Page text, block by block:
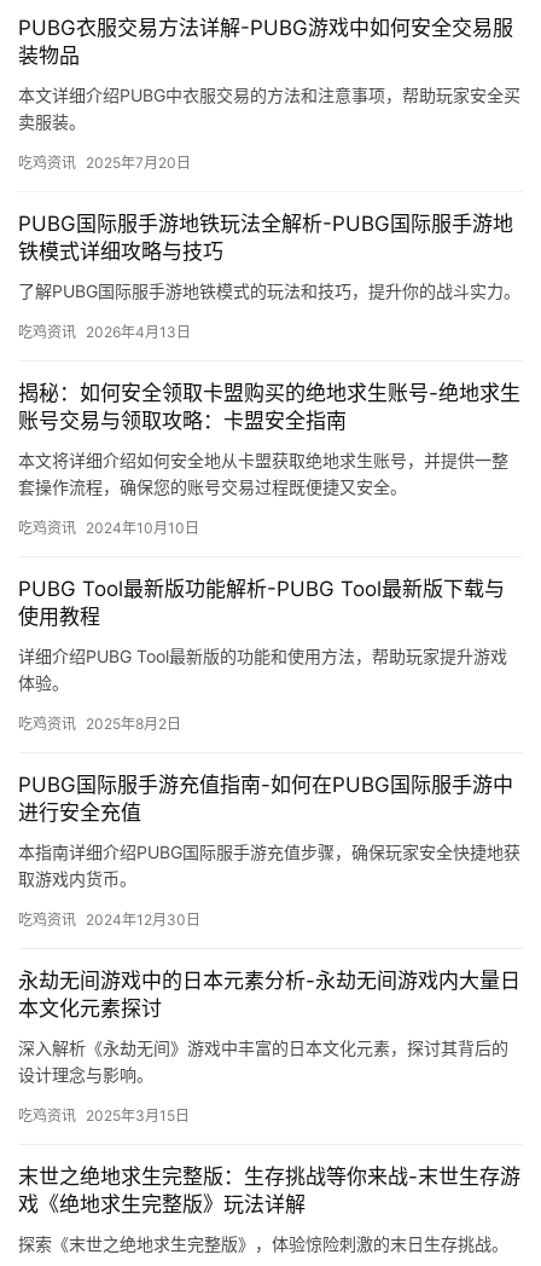
PUBG衣服交易方法详解-PUBG游戏中如何安全交易服
装物品
本文详细介绍PUBG中衣服交易的方法和注意事项，帮助玩家安全买
卖服装。
吃鸡资讯 2025年7月20日
PUBG国际服手游地铁玩法全解析-PUBG国际服手游地
铁模式详细攻略与技巧
了解PUBG国际服手游地铁模式的玩法和技巧，提升你的战斗实力。
吃鸡资讯 2026年4月13日
揭秘：如何安全领取卡盟购买的绝地求生账号-绝地求生
账号交易与领取攻略：卡盟安全指南
本文将详细介绍如何安全地从卡盟获取绝地求生账号，并提供一整
套操作流程，确保您的账号交易过程既便捷又安全。
吃鸡资讯 2024年10月10日
PUBG Tool最新版功能解析-PUBG Tool最新版下载与
使用教程
详细介绍PUBG Tool最新版的功能和使用方法，帮助玩家提升游戏
体验。
吃鸡资讯 2025年8月2日
PUBG国际服手游充值指南-如何在PUBG国际服手游中
进行安全充值
本指南详细介绍PUBG国际服手游充值步骤，确保玩家安全快捷地获
取游戏内货币。
吃鸡资讯 2024年12月30日
永劫无间游戏中的日本元素分析-永劫无间游戏内大量日
本文化元素探讨
深入解析《永劫无间》游戏中丰富的日本文化元素，探讨其背后的
设计理念与影响。
吃鸡资讯 2025年3月15日
末世之绝地求生完整版：生存挑战等你来战-末世生存游
戏《绝地求生完整版》玩法详解
探索《末世之绝地求生完整版》，体验惊险刺激的末日生存挑战。